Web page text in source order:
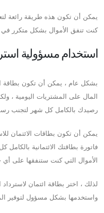
يمكن أن تكون هذه طريقة رائعة
كنت تنفق الأموال بشكل متكرر في
استخدام مسؤولية
بشكل عام ، يمكن أن تكون بطاقة
المال على المشتريات اليومية ،
رصيدك بالكامل كل شهر لتجنب
يمكن أن تكون بطاقات الائتمان
فاتورة بطاقتك الائتمانية
الأموال التي كنت ستنفقها على أي
لذلك ، اختر بطاقة ائتمان
واستخدمها بشكل مسؤول لتوفير